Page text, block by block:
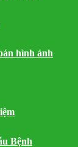
hình ảnh
Bệnh